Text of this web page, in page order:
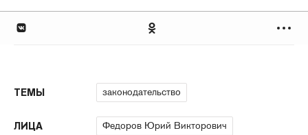
ТЕМЫ законодательство
ЛИЦА Федоров Юрий Викторович